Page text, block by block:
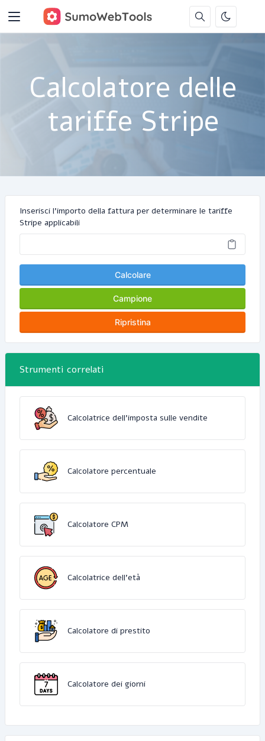
Calcolatore delle
tariffe Stripe
Inserisci l'importo della fattura per determinare le tariffe
Stripe applicabili
Calcolare
Campione
Ripristina
Strumenti correlati
Calcolatrice dell'imposta sulle vendite
Calcolatore percentuale
Calcolatore CPM
Calcolatrice dell'età
Calcolatore di prestito
Calcolatore dei giorni